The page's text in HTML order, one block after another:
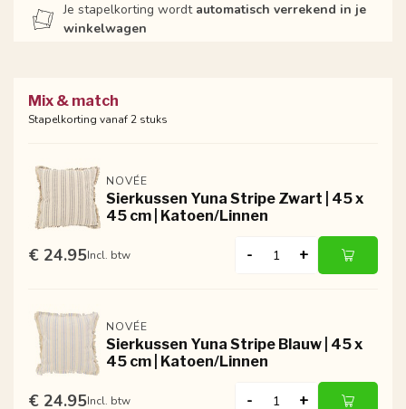
Je stapelkorting wordt automatisch verrekend in je
winkelwagen
Mix & match
Stapelkorting vanaf 2 stuks
NOVÉE
Sierkussen Yuna Stripe Zwart | 45 x
45 cm | Katoen/Linnen
€ 24.95Incl. btw - +
NOVÉE
Sierkussen Yuna Stripe Blauw | 45 x
45 cm | Katoen/Linnen
€ 24.95Incl. btw - +